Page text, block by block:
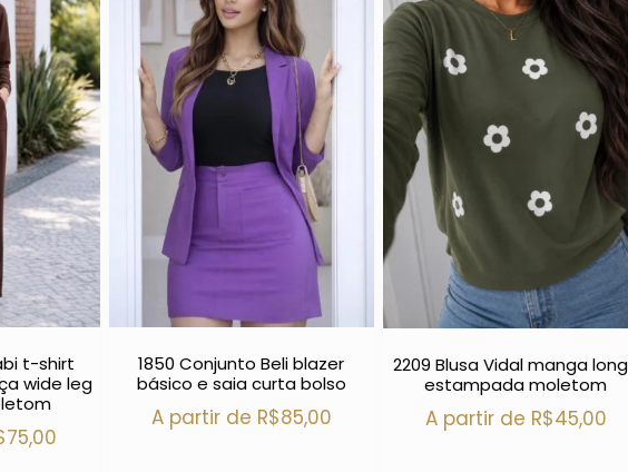
t-shirt
wide leg
75,00
1850 Conjunto Beli blazer
básico e saia curta bolso
A partir de R$85,00
2209 Blusa Vidal manga
estampada moletom
A partir de R$45,00